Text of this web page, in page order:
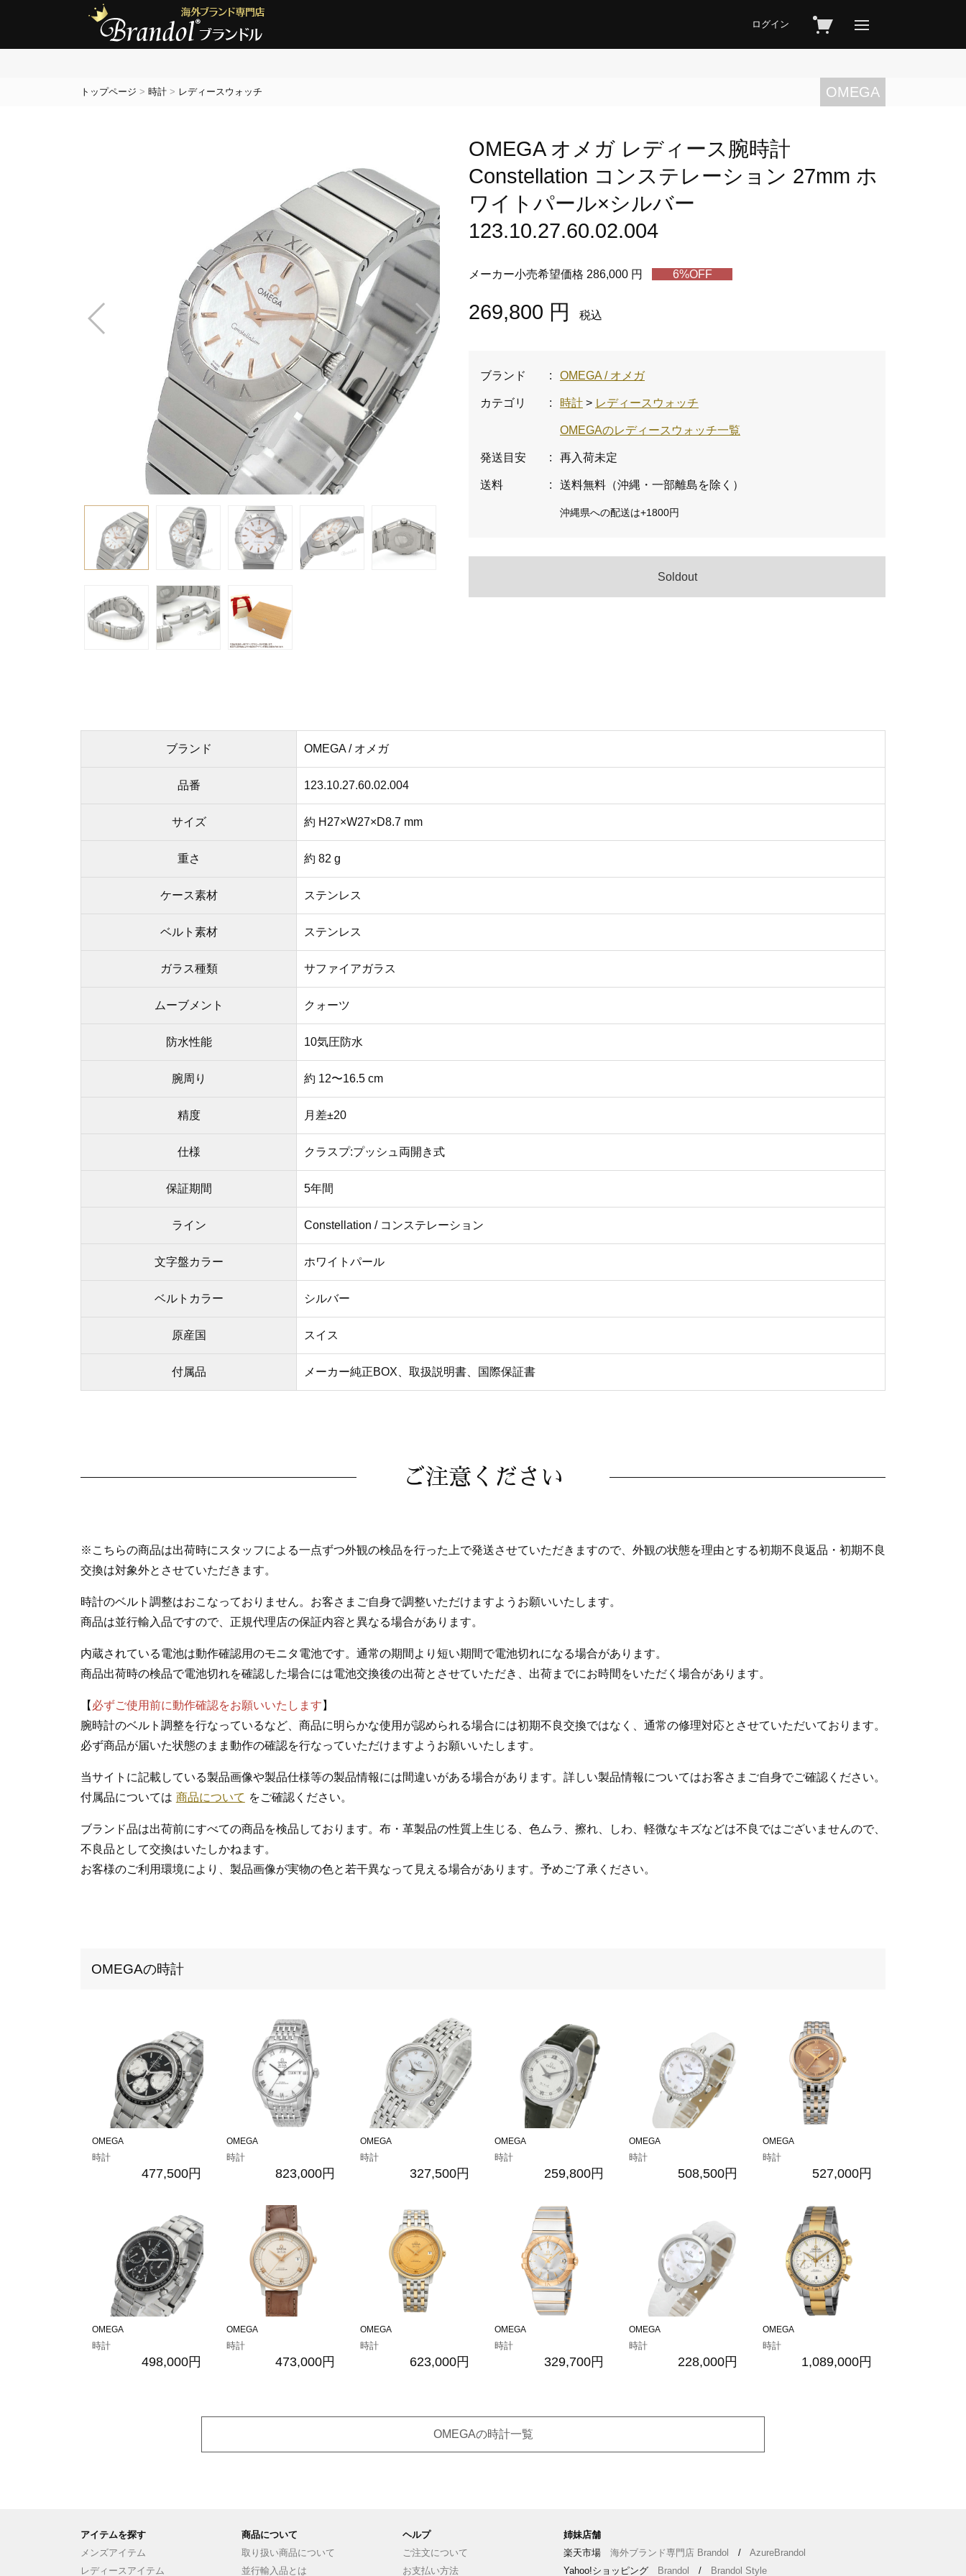
ログイン
トップページ > 時計 > レディースウォッチ OMEGA
OMEGA オメガ レディース腕時計
Constellation コンステレーション 27mm ホ
ワイトパール×シルバー
123.10.27.60.02.004
メーカー小売希望価格 286,000 円 6%OFF
269,800 円 税込
ブランド : OMEGA / オメガ
カテゴリ : 時計 > レディースウォッチ
OMEGAのレディースウォッチ一覧
発送目安 : 再入荷未定
送料 : 送料無料（沖縄・一部離島を除く）
沖縄県への配送は+1800円
Soldout
ブランド OMEGA / オメガ
品番 123.10.27.60.02.004
サイズ 約 H27×W27×D8.7 mm
重さ 約 82 g
ケース素材 ステンレス
ベルト素材 ステンレス
ガラス種類 サファイアガラス
ムーブメント クォーツ
防水性能 10気圧防水
腕周り 約 12〜16.5 cm
精度 月差±20
仕様 クラスプ:プッシュ両開き式
保証期間 5年間
ライン Constellation / コンステレーション
文字盤カラー ホワイトパール
ベルトカラー シルバー
原産国 スイス
付属品 メーカー純正BOX、取扱説明書、国際保証書
ご注意ください
※こちらの商品は出荷時にスタッフによる一点ずつ外観の検品を行った上で発送させていただきますので、外観の状態を理由とする初期不良返品・初期不良
交換は対象外とさせていただきます。
時計のベルト調整はおこなっておりません。お客さまご自身で調整いただけますようお願いいたします。
商品は並行輸入品ですので、正規代理店の保証内容と異なる場合があります。
内蔵されている電池は動作確認用のモニタ電池です。通常の期間より短い期間で電池切れになる場合があります。
商品出荷時の検品で電池切れを確認した場合には電池交換後の出荷とさせていただき、出荷までにお時間をいただく場合があります。
【 必ずご使用前に動作確認をお願いいたします 】
腕時計のベルト調整を行なっているなど、商品に明らかな使用が認められる場合には初期不良交換ではなく、通常の修理対応とさせていただいております。
必ず商品が届いた状態のまま動作の確認を行なっていただけますようお願いいたします。
当サイトに記載している製品画像や製品仕様等の製品情報には間違いがある場合があります。詳しい製品情報についてはお客さまご自身でご確認ください。
付属品については 商品について をご確認ください。
ブランド品は出荷前にすべての商品を検品しております。布・革製品の性質上生じる、色ムラ、擦れ、しわ、軽微なキズなどは不良ではございませんので、
不良品として交換はいたしかねます。
お客様のご利用環境により、製品画像が実物の色と若干異なって見える場合があります。予めご了承ください。
OMEGAの時計
OMEGA
時計
477,500円
OMEGA
時計
823,000円
OMEGA
時計
327,500円
OMEGA
時計
259,800円
OMEGA
時計
508,500円
OMEGA
時計
527,000円
OMEGA
時計
498,000円
OMEGA
時計
473,000円
OMEGA
時計
623,000円
OMEGA
時計
329,700円
OMEGA
時計
228,000円
OMEGA
時計
1,089,000円
OMEGAの時計一覧
アイテムを探す
メンズアイテム
レディースアイテム
商品について
取り扱い商品について
並行輸入品とは
ヘルプ
ご注文について
お支払い方法
姉妹店舗
楽天市場 海外ブランド専門店 Brandol / AzureBrandol
Yahoo!ショッピング Brandol / Brandol Style